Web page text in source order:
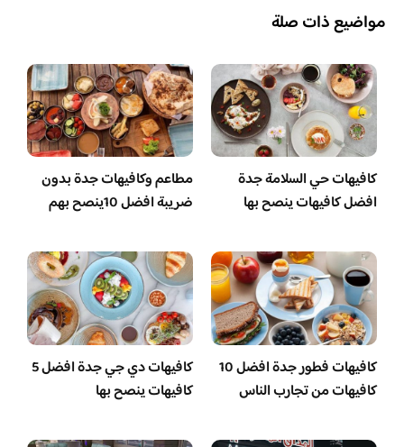
مواضيع ذات صلة
كافيهات حي السلامة جدة
افضل كافيهات ينصح بها
مطاعم وكافيهات جدة بدون
ضريبة افضل 10ينصح بهم
كافيهات فطور جدة افضل 10
كافيهات من تجارب الناس
كافيهات دي جي جدة افضل 5
كافيهات ينصح بها